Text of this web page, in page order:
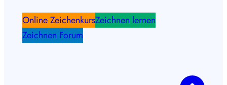
Online ZeichenkursZeichnen lernen
Zeichnen Forum